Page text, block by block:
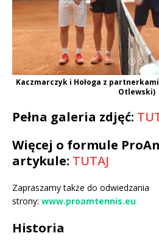
Kaczmarczyk i Hołoga z
Otlewski)
Pełna galeria zdjęć:
Więcej o formule
artykule: TUTAJ
Zapraszamy także do odwiedzania
strony: www.proamtennis.eu
Historia